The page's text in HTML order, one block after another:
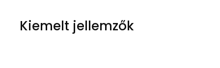
Kiemelt jellemzők